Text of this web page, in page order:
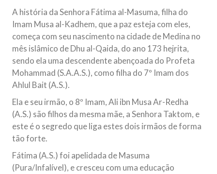
10 DE NOVEMBRO DE 2013
Falecimento do Imam Ali Ibn Al-Hussein
(A.S.)
Em nome de Deus, o Clemente, o Misericordioso! Diante da
data em que relembramos o martírio do quarto Imam dos
muçulmanos, o Imam Ali Ibn Al-Hussein Ibn Ali Ibn Abi Táleb
(A.S.), conhecido por “Zein Al-Ábidin” (Formosura
NOTÍCIAS
3 DE JULHO DE 2014
Centro Islâmico no Brasil recebe o ex-
ministro das Relações Exteriores da
República Islâmica do Irã
A história da Senhora Fátima al-Masuma, filha do
Imam Musa al-Kadhem, que a paz esteja com eles,
começa com seu nascimento na cidade de Medina no
mês islâmico de Dhu al-Qaida, do ano 173 hejrita,
sendo ela uma descendente abençoada do Profeta
Mohammad (S.A.A.S.), como filha do 7º Imam dos
Ahlul Bait (A.S.).
Ela e seu irmão, o 8º Imam, Ali ibn Musa Ar-Redha
(A.S.) são filhos da mesma mãe, a Senhora Taktom, e
este é o segredo que liga estes dois irmãos de forma
tão forte.
Fátima (A.S.) foi apelidada de Masuma
(Pura/Infalível), e cresceu com uma educação